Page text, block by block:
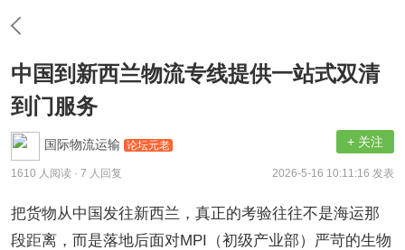
中国到新西兰物流专线提供一站式双清
到门服务
国际物流运输 论坛元老 + 关注
1610 人阅读 · 7 人回复 2026-5-16 10:11:16 发表
把货物从中国发往新西兰，真正的考验往往不是海运那
段距离，而是落地后面对MPI（初级产业部）严苛的生物